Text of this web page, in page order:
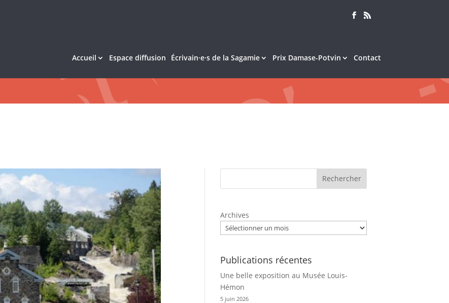
Accueil Espace diffusion Écrivain·e·s de la Sagamie Prix Damase-Potvin Contact
Rechercher
Archives
Publications récentes
Une belle exposition au Musée Louis-
Hémon
5 juin 2026